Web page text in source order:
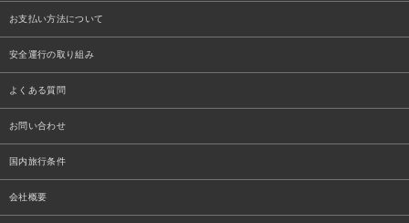
お支払い方法について
安全運行の取り組み
よくある質問
お問い合わせ
国内旅行条件
会社概要